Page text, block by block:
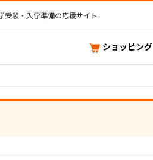
受験・入学準備の応援サイト
ショッピング